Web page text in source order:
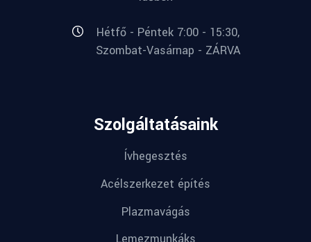
Hétfő - Péntek 7:00 - 15:30,
Szombat-Vasárnap - ZÁRVA
Szolgáltatásaink
Ívhegesztés
Acélszerkezet építés
Plazmavágás